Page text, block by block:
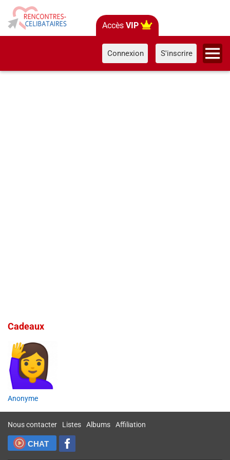
Accès VIP
Connexion S'inscrire
Cadeaux
Anonyme
Nous contacter Listes Albums Affiliation
CHAT